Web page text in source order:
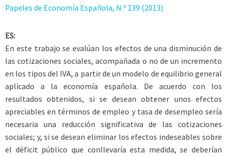
Papeles de Economía Española, N.º 139 (2013)
ES:
En este trabajo se evalúan los efectos de una disminución de
las cotizaciones sociales, acompañada o no de un incremento
en los tipos del IVA, a partir de un modelo de equilibrio general
aplicado a la economía española. De acuerdo con los
resultados obtenidos, si se desean obtener unos efectos
apreciables en términos de empleo y tasa de desempleo sería
necesaria una reducción significativa de las cotizaciones
sociales; y, si se desean eliminar los efectos indeseables sobre
el déficit público que conllevaría esta medida, se deberían